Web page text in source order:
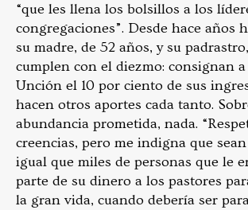
“que les llena los bolsillos a los
congregaciones”. Desde hace años
su madre, de 52 años, y su
cumplen con el diezmo: consignan
Unción el 10 por ciento de sus
hacen otros aportes cada tanto.
abundancia prometida, nada.
creencias, pero me indigna que
igual que miles de personas que le
parte de su dinero a los pastores
la gran vida, cuando debería ser